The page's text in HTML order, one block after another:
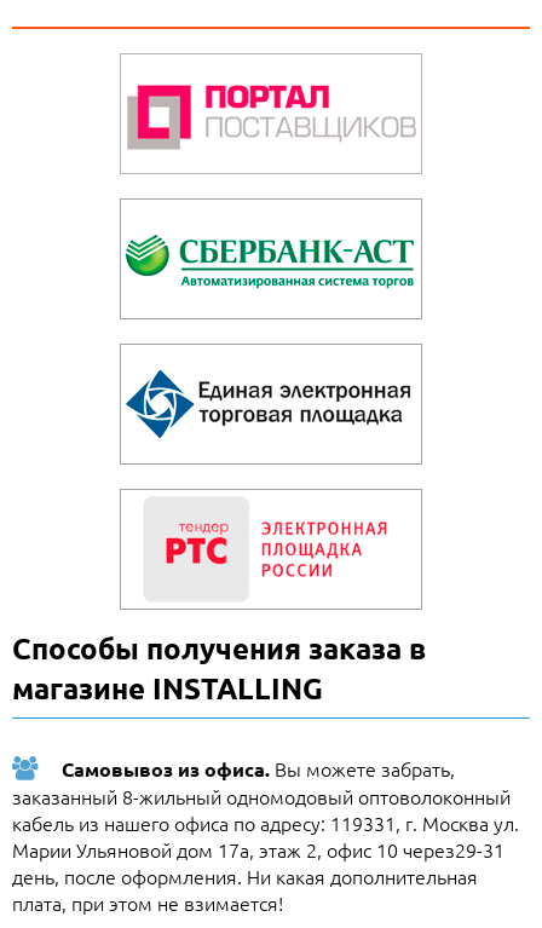
Способы получения заказа в
магазине INSTALLING
Самовывоз из офиса. Вы можете забрать,
заказанный 8-жильный одномодовый оптоволоконный
кабель из нашего офиса по адресу: 119331, г. Москва ул.
Марии Ульяновой дом 17а, этаж 2, офис 10 через29-31
день, после оформления. Ни какая дополнительная
плата, при этом не взимается!